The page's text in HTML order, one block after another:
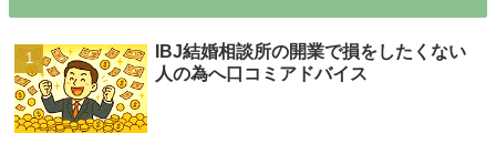
IBJ結婚相談所の開業で損をしたくない
人の為へ口コミアドバイス